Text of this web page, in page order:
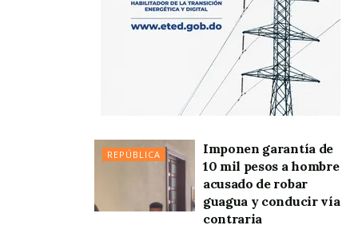
REPÚBLICA
Imponen garantía de
10 mil pesos a hombre
acusado de robar
guagua y conducir vía
contraria